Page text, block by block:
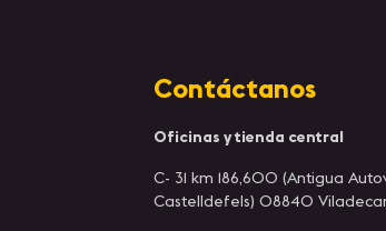
Contáctanos
Oficinas y tienda central
C- 31 km 186,600 (Antigua
Castelldefels) 08840